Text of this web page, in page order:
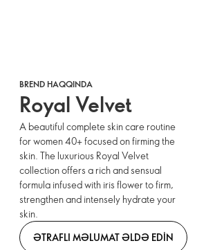
BREND HAQQINDA
Royal Velvet
A beautiful complete skin care routine
for women 40+ focused on firming the
skin. The luxurious Royal Velvet
collection offers a rich and sensual
formula infused with iris flower to firm,
strengthen and intensely hydrate your
skin.
ƏTRAFLI MƏLUMAT ƏLDƏ EDIN